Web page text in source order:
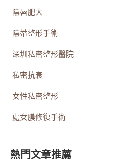
陰唇肥大
陰蒂整形手術
深圳私密整形醫院
私密抗衰
女性私密整形
處女膜修復手術
熱門文章推薦